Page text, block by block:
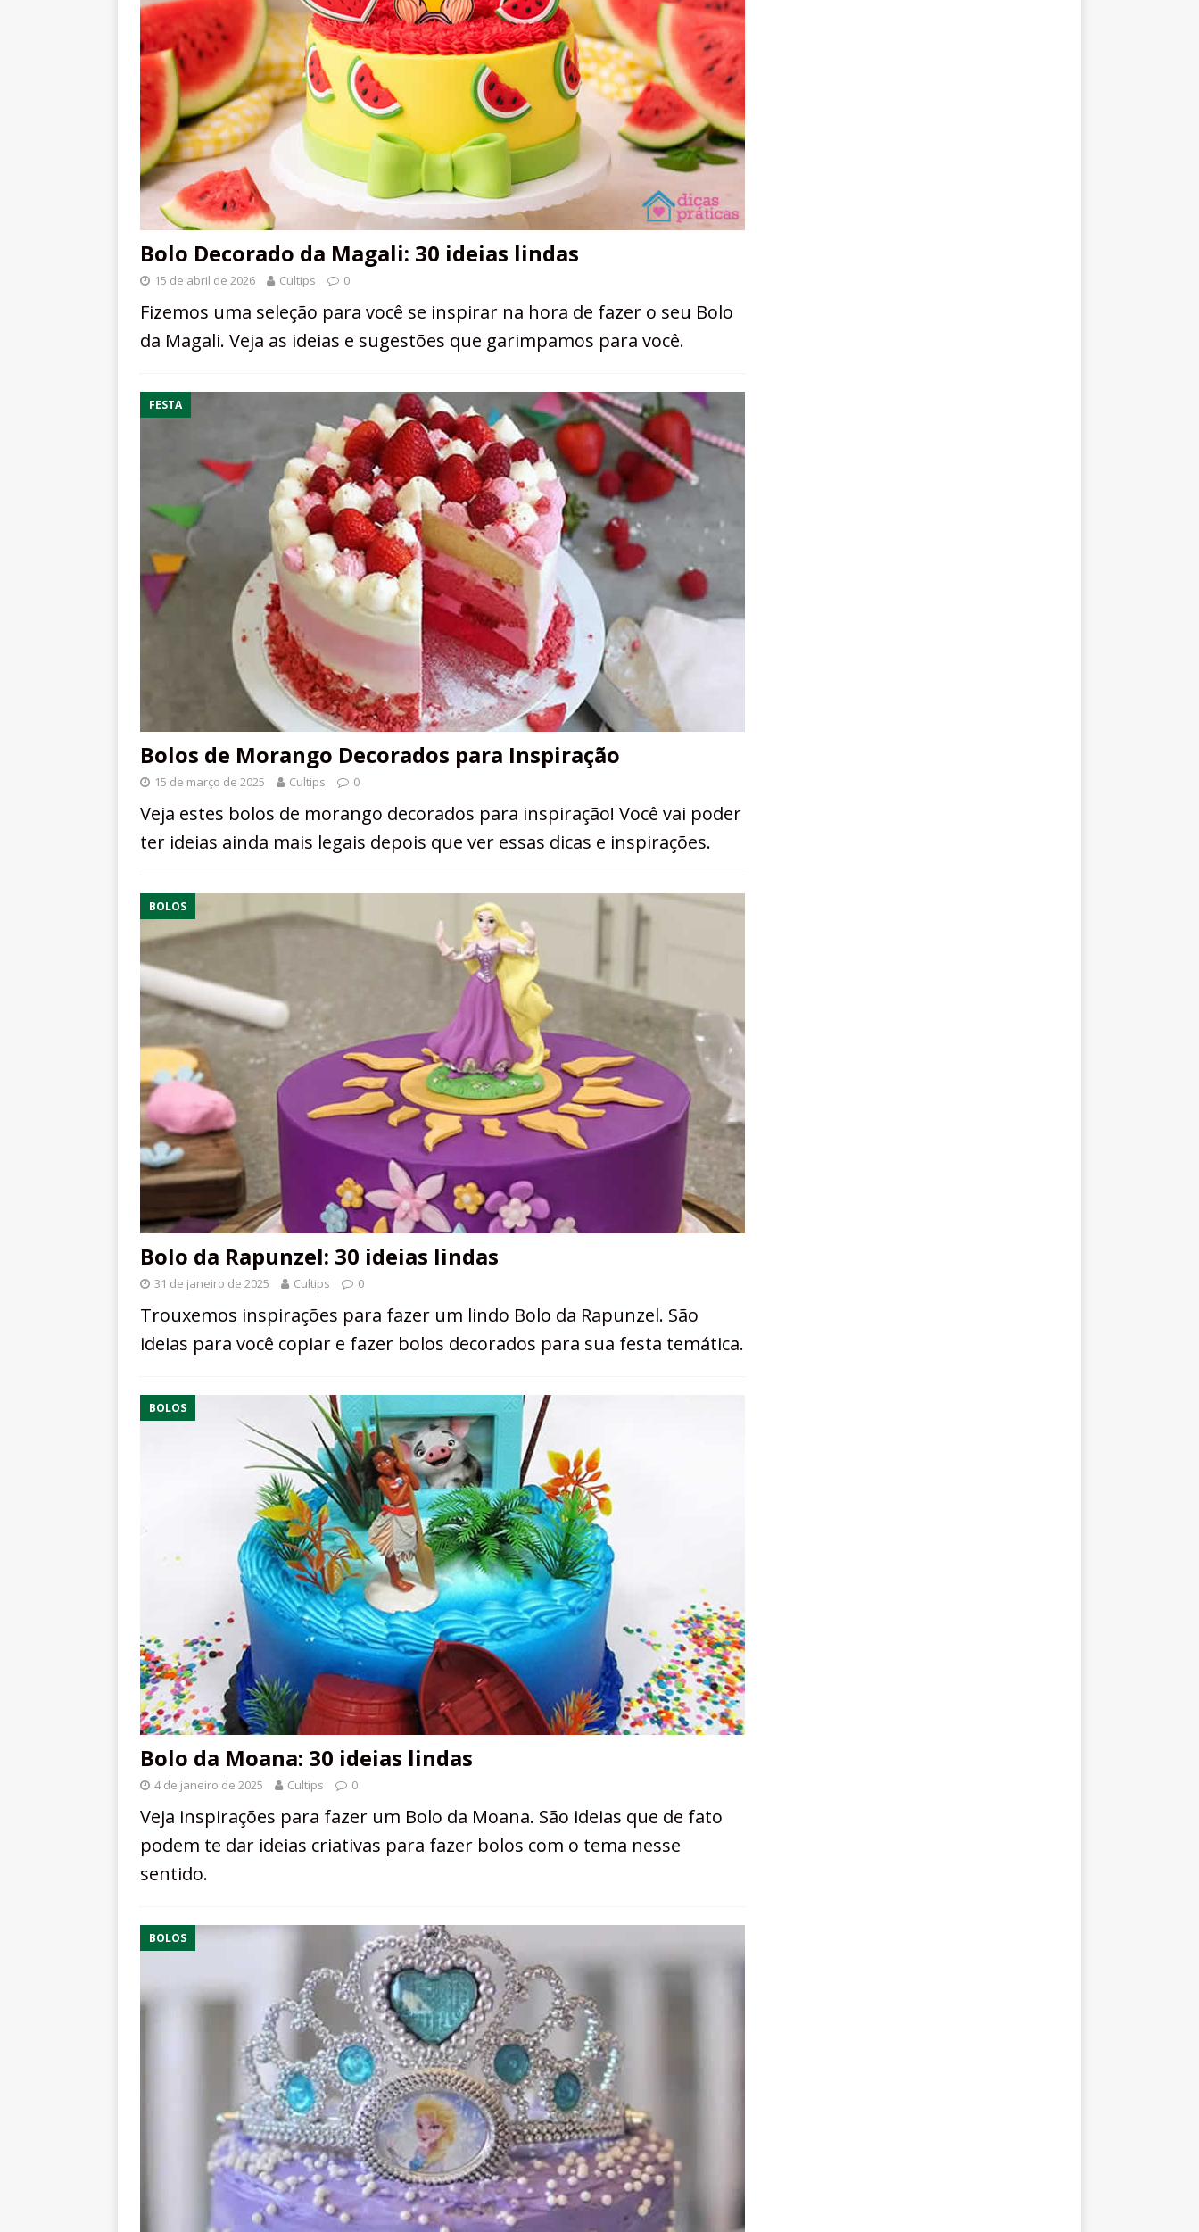
Bolo Decorado da Magali: 30 ideias lindas
15 de abril de 2026 Cultips 0
Fizemos uma seleção para você se inspirar na hora de fazer o seu Bolo
da Magali. Veja as ideias e sugestões que garimpamos para você.
FESTA
Bolos de Morango Decorados para Inspiração
15 de março de 2025 Cultips 0
Veja estes bolos de morango decorados para inspiração! Você vai poder
ter ideias ainda mais legais depois que ver essas dicas e inspirações.
BOLOS
Bolo da Rapunzel: 30 ideias lindas
31 de janeiro de 2025 Cultips 0
Trouxemos inspirações para fazer um lindo Bolo da Rapunzel. São
ideias para você copiar e fazer bolos decorados para sua festa temática.
BOLOS
Bolo da Moana: 30 ideias lindas
4 de janeiro de 2025 Cultips 0
Veja inspirações para fazer um Bolo da Moana. São ideias que de fato
podem te dar ideias criativas para fazer bolos com o tema nesse
sentido.
BOLOS